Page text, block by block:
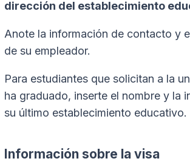
dirección del establecimiento
Anote la información de contacto y
de su empleador.
Para estudiantes que solicitan a la
ha graduado, inserte el nombre y la
su último establecimiento educativo.
Información sobre la visa